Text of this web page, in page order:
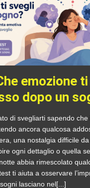
emozione
dopo un
di svegliarti sapendo
ancora qualcosa
una nostalgia difficile
ogni dettaglio o quella
abbia rimescolato
ti aiuta a osservare
lasciano nel[...]